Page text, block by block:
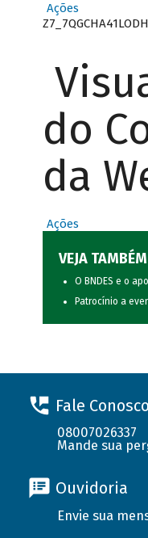
Ações
do
da
Ações
VEJA TAMBÉM
O BNDES e o
Patrocínio a
Fale Conosco
08007026337
Mande sua
Ouvidoria
Envie sua